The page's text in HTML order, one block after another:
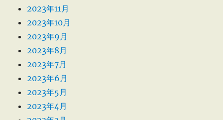
2023年11月
2023年10月
2023年9月
2023年8月
2023年7月
2023年6月
2023年5月
2023年4月